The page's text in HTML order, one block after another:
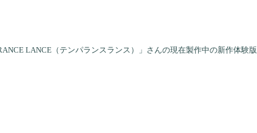
LANCE（テンパランスランス）」さんの現在製作中の新作体験版